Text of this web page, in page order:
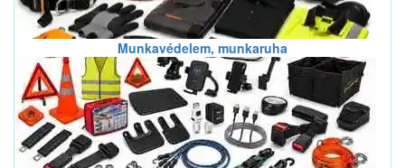
Munkavédelem, munkaruha